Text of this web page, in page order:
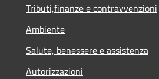
Tributi,finanze e contravvenzioni
Ambiente
Salute, benessere e assistenza
Autorizzazioni